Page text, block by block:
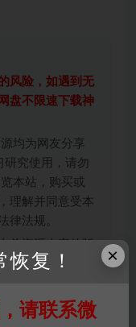
风险，如遇到无
盘不限速下载神
均为网友分享
究使用，请勿
本站，购买或
理解并同意受本
律法规。
有侵权，请发邮
属实，我们将
×
恢复！
请联系微